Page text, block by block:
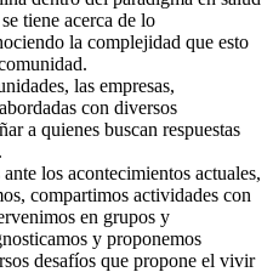
tiene acerca de lo
la complejidad que esto
las empresas,
con diversos
a quienes buscan respuestas
los acontecimientos actuales,
compartimos actividades con
en grupos y
y proponemos
desafíos que propone el vivir